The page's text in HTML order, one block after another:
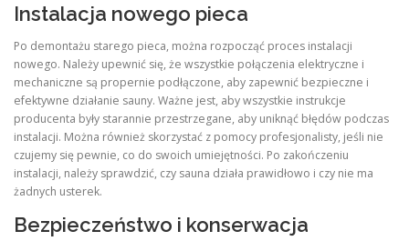
Instalacja nowego pieca
Po demontażu starego pieca, można rozpocząć proces instalacji
nowego. Należy upewnić się, że wszystkie połączenia elektryczne i
mechaniczne są propernie podłączone, aby zapewnić bezpieczne i
efektywne działanie sauny. Ważne jest, aby wszystkie instrukcje
producenta były starannie przestrzegane, aby uniknąć błędów podczas
instalacji. Można również skorzystać z pomocy profesjonalisty, jeśli nie
czujemy się pewnie, co do swoich umiejętności. Po zakończeniu
instalacji, należy sprawdzić, czy sauna działa prawidłowo i czy nie ma
żadnych usterek.
Bezpieczeństwo i konserwacja